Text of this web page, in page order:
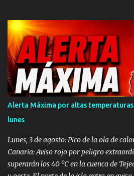
amplio despliegue de emergencias en el
choque en cadena, en el que se vieron
vehículos —entre ellos una guagua—, se
heridas de diversa consideración , dos
autopista GC-1 temporalmente
sobre las 07:50 horas a la altura del
autopista GC-1, en el municipio de San
justo tras rebasar el último túnel en
coches incendiados y un conductor
el Centro Coordinador de Emergencias
Alerta Máxima por altas temperaturas
lunes
Lunes, 3 de agosto: Pico de la ola de
Canaria: Aviso rojo por peligro
superarán los 40 ºC en la cuenca de